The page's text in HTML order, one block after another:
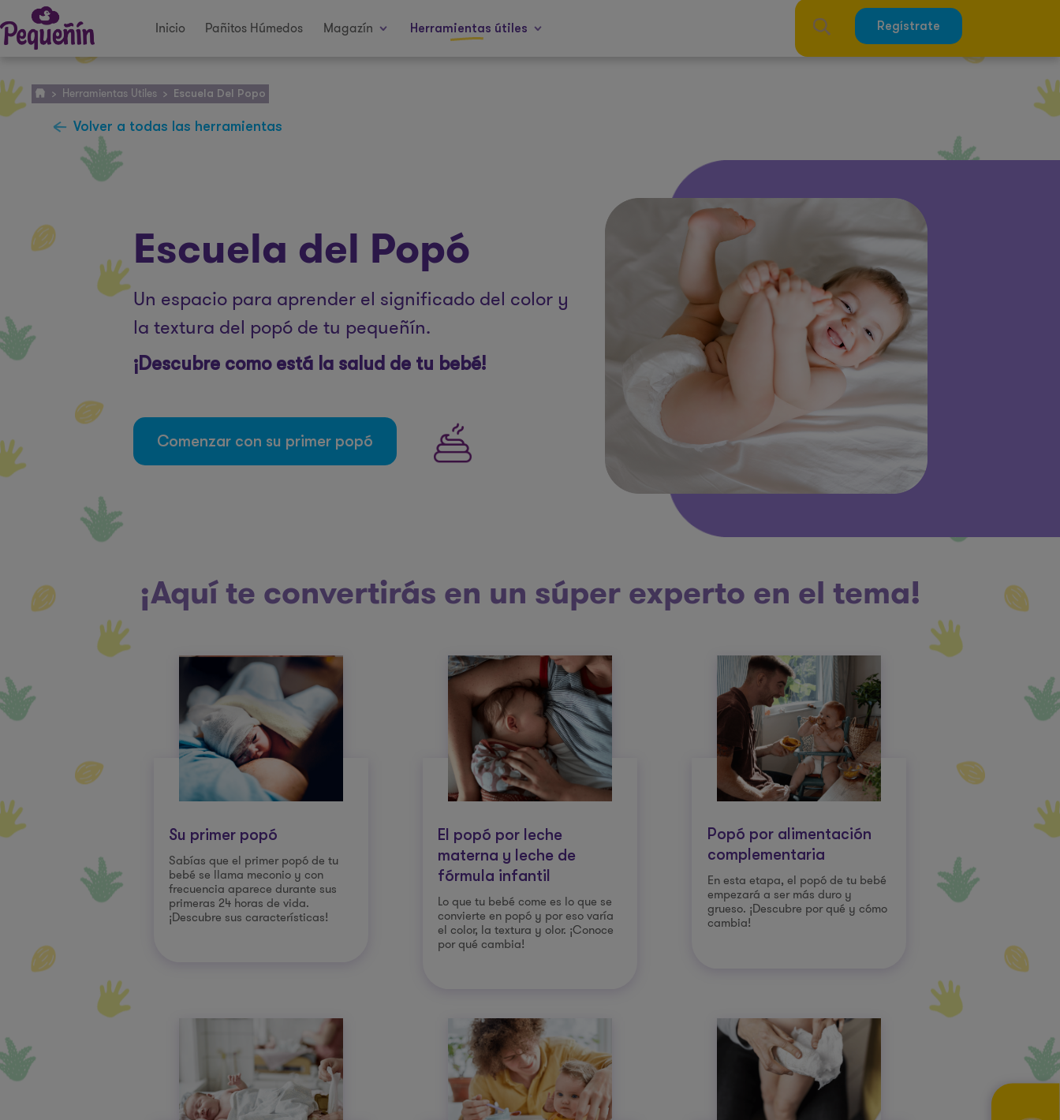
Inicio Pañitos Húmedos Magazín Herramientas útiles Regístrate
> Herramientas Utiles > Escuela Del Popo
Volver a todas las herramientas
Escuela del Popó
Un espacio para aprender el significado del color y
la textura del popó de tu pequeñín.
¡Descubre como está la salud de tu bebé!
Comenzar con su primer popó
¡Aquí te convertirás en un súper experto en el tema!
Su primer popó
Sabías que el primer popó de tu
bebé se llama meconio y con
frecuencia aparece durante sus
primeras 24 horas de vida.
¡Descubre sus características!
El popó por leche
materna y leche de
fórmula infantil
Lo que tu bebé come es lo que se
convierte en popó y por eso varía
el color, la textura y olor. ¡Conoce
por qué cambia!
Popó por alimentación
complementaria
En esta etapa, el popó de tu bebé
empezará a ser más duro y
grueso. ¡Descubre por qué y cómo
cambia!